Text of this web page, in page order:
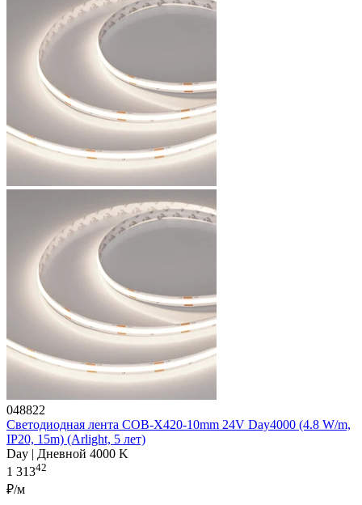
048822
Светодиодная лента COB-X420-10mm 24V Day4000 (4.8 W/m,
IP20, 15m) (Arlight, 5 лет)
Day | Дневной 4000 K
1 31342
₽/м